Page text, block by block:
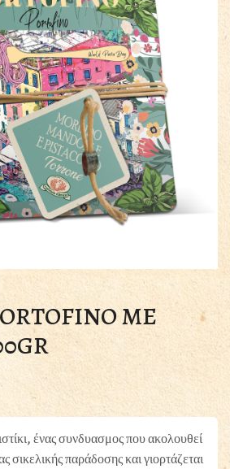
ME
ένας συνδυασμος που ακολουθεί
σικελικής παράδοσης και γιορτάζεται